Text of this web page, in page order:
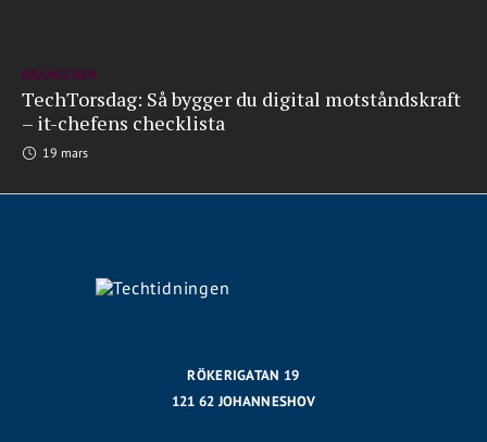
BRANSCHEN
TechTorsdag: Så bygger du digital motståndskraft
– it-chefens checklista
19 mars
RÖKERIGATAN 19
121 62 JOHANNESHOV